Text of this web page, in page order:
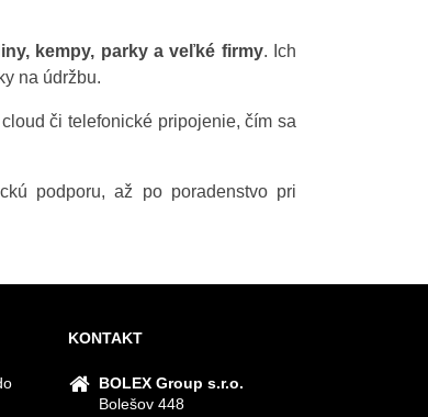
kempy, parky a veľké firmy. Ich
na údržbu.
či telefonické pripojenie, čím sa
podporu, až po poradenstvo pri
KONTAKT
BOLEX Group s.r.o.
Bolešov 448